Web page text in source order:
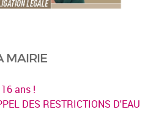
MAIRIE
ans !
DES RESTRICTIONS D'EAU